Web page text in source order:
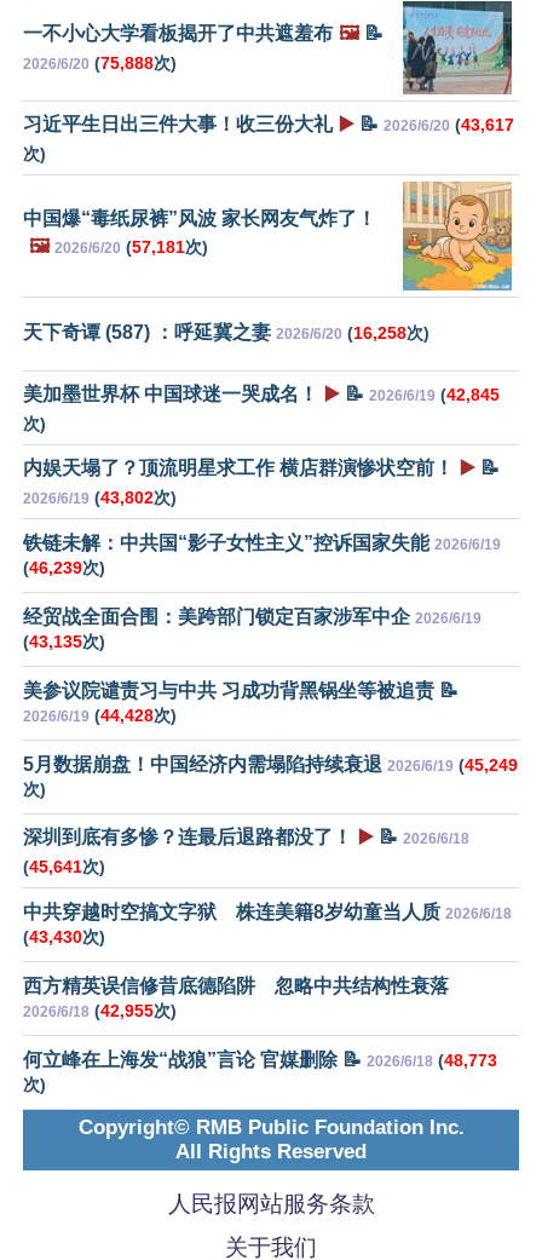
一不小心大学看板揭开了中共遮羞布 🖼️📝
2026/6/20 (75,888次)
习近平生日出三件大事！收三份大礼 ▶️ 📝 2026/6/20 (43,617
次)
中国爆“毒纸尿裤”风波 家长网友气炸了！
🖼️ 2026/6/20 (57,181次)
天下奇谭 (587) ：呼延冀之妻 2026/6/20 (16,258次)
美加墨世界杯 中国球迷一哭成名！ ▶️ 📝 2026/6/19 (42,845
次)
内娱天塌了？顶流明星求工作 横店群演惨状空前！ ▶️ 📝
2026/6/19 (43,802次)
铁链未解：中共国“影子女性主义”控诉国家失能 2026/6/19
(46,239次)
经贸战全面合围：美跨部门锁定百家涉军中企 2026/6/19
(43,135次)
美参议院谴责习与中共 习成功背黑锅坐等被追责 📝
2026/6/19 (44,428次)
5月数据崩盘！中国经济内需塌陷持续衰退 2026/6/19 (45,249
次)
深圳到底有多惨？连最后退路都没了！ ▶️ 📝 2026/6/18
(45,641次)
中共穿越时空搞文字狱 株连美籍8岁幼童当人质 2026/6/18
(43,430次)
西方精英误信修昔底德陷阱 忽略中共结构性衰落
2026/6/18 (42,955次)
何立峰在上海发“战狼”言论 官媒删除 📝 2026/6/18 (48,773
次)
Copyright© RMB Public Foundation Inc.
All Rights Reserved
人民报网站服务条款
关于我们